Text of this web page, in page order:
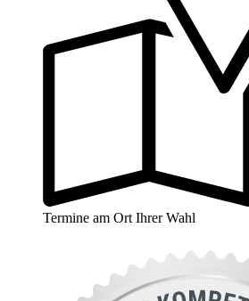
Termine am Ort Ihrer Wahl